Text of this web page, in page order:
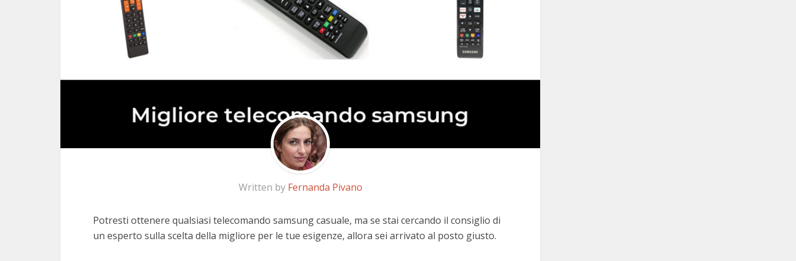
Written by Fernanda Pivano
Potresti ottenere qualsiasi telecomando samsung casuale, ma se stai cercando il consiglio di
un esperto sulla scelta della migliore per le tue esigenze, allora sei arrivato al posto giusto.